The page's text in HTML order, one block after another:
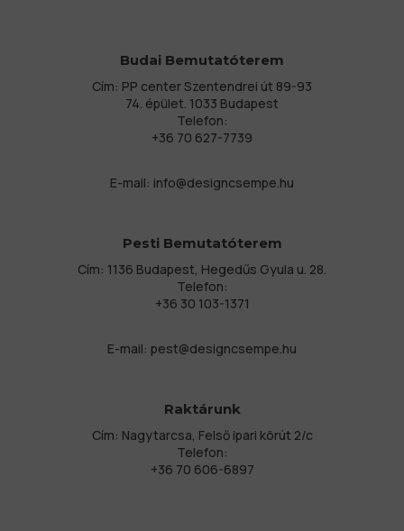
Budai Bemutatóterem
Cím: PP center Szentendrei út 89-93
74. épület. 1033 Budapest
Telefon:
+36 70 627-7739
E-mail: info@designcsempe.hu
Pesti Bemutatóterem
Cím: 1136 Budapest, Hegedűs Gyula u. 28.
Telefon:
+36 30 103-1371
E-mail: pest@designcsempe.hu
Raktárunk
Cím: Nagytarcsa, Felső ipari körút 2/c
Telefon:
+36 70 606-6897